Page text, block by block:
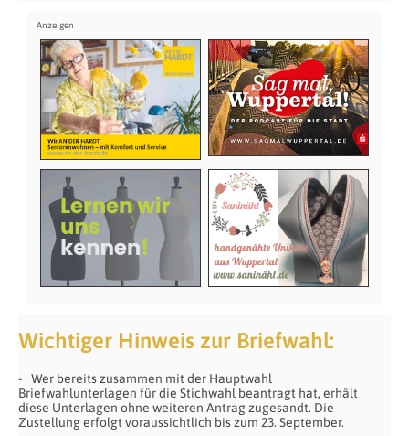
Wichtiger Hinweis zur Briefwahl:
Wer bereits zusammen mit der Hauptwahl
Briefwahlunterlagen für die Stichwahl beantragt hat, erhält
diese Unterlagen ohne weiteren Antrag zugesandt. Die
Zustellung erfolgt voraussichtlich bis zum 23. September.